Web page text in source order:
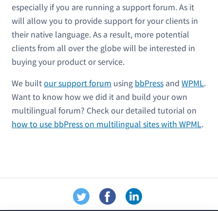
especially if you are running a support forum. As it
will allow you to provide support for your clients in
their native language. As a result, more potential
clients from all over the globe will be interested in
buying your product or service.
We builtour support forum using bbPress and WPML.
Want to know how we did it and build your own
multilingual forum? Check our detailed tutorial on
how to use bbPress on multilingual sites with WPML.